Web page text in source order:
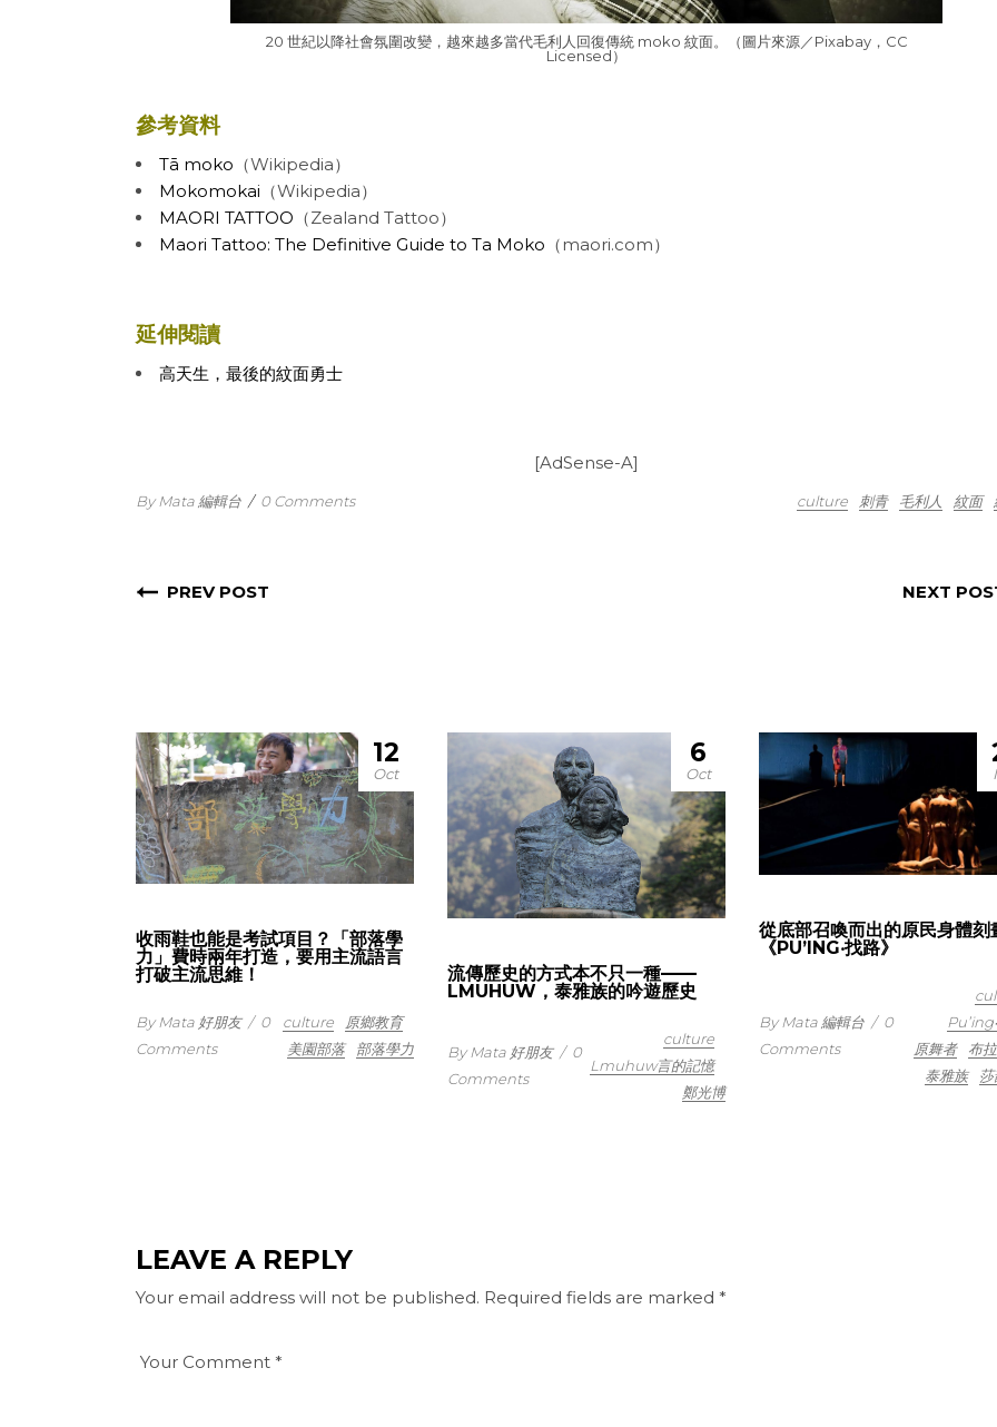
20 世紀以降社會氛圍改變，越來越多當代毛利人回復傳統 moko 紋面。（圖片來源／Pixabay，CC
Licensed）
參考資料
Tā moko （Wikipedia）
Mokomokai （Wikipedia）
MAORI TATTOO （Zealand Tattoo）
Maori Tattoo: The Definitive Guide to Ta Moko （maori.com）
延伸閱讀
高天生，最後的紋面勇士
[AdSense-A]
By Mata 編輯台 / 0 Comments culture 刺青 毛利人 紋面
PREV POST NEXT
12
Oct
收雨鞋也能是考試項目？「部落學
力」費時兩年打造，要用主流語言
打破主流思維！
By Mata 好朋友 / 0
Comments
culture
原鄉教育
美園部落
部落學力
6
Oct
流傳歷史的方式本不只一種——
LMUHUW，泰雅族的吟遊歷史
By Mata 好朋友 / 0
Comments
culture
Lmuhuw言的記憶
鄭光博
從底部召喚而出的原民身體刻
《PU’ING‧找路》
By Mata 編輯台 / 0
Comments
原舞者
布
泰雅族
LEAVE A REPLY
Your email address will not be published. Required fields are marked *